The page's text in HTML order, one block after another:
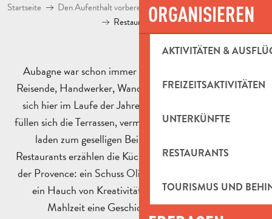
ORGANISIEREN
AKTIVITÄTEN &
FREIZEITSAKTIVITÄTEN
UNTERKÜNFTE
RESTAURANTS
TOURISMUS UND
Startseite Den Aufenthalt vorbereiten
Restaurants in Pays
Restaurants Aubagne
Aubagne war schon immer ein gastfreundliches Land.
Reisende, Handwerker, Wanderer und Neugierige finden
sich hier im Laufe der Jahreszeiten ein. Zur Essenszeit
füllen sich die Terrassen, vermischen sich die Akzente und
laden zum geselligen Beisammensein ein. In den
Restaurants erzählen die Küchenchefs auf ihre Weise von
der Provence: ein Schuss Olivenöl, eine Prise Basilikum,
ein Hauch von Kreativität. Hier erzählt auch jede
Mahlzeit eine Geschichte aus dem Süden.